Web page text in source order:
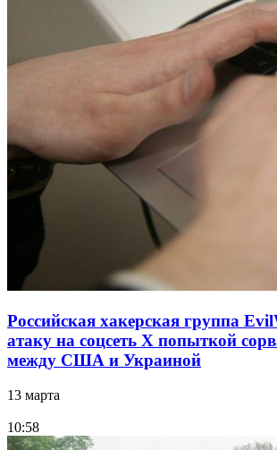
Российская хакерская группа
атаку на соцсеть Х попыткой
между США и Украиной
13 марта
10:58